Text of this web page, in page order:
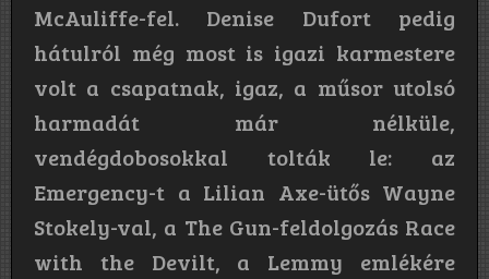
McAuliffe-fel. Denise Dufort pedig
hátulról még most is igazi karmestere
volt a csapatnak, igaz, a műsor utolsó
harmadát már nélküle,
vendégdobosokkal tolták le: az
Emergency-t a Lilian Axe-ütős Wayne
Stokely-val, a The Gun-feldolgozás Race
with the Devilt, a Lemmy emlékére